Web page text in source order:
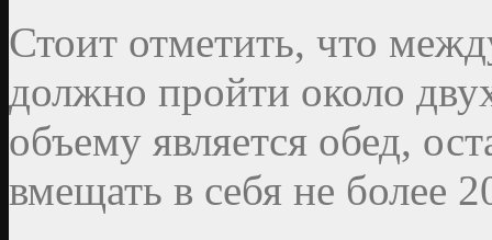
Стоит отметить, что
должно пройти около
объему является обед,
вмещать в себя не более